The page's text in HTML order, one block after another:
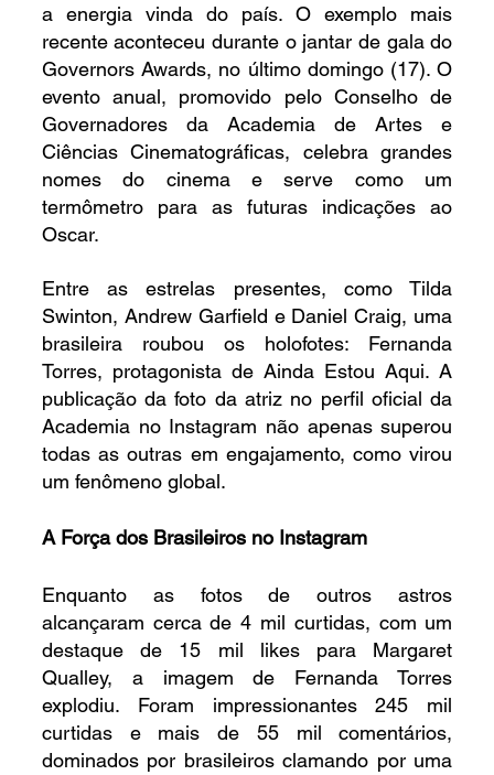
a energia vinda do país. O exemplo mais
recente aconteceu durante o jantar de gala do
Governors Awards, no último domingo (17). O
evento anual, promovido pelo Conselho de
Governadores da Academia de Artes e
Ciências Cinematográficas, celebra grandes
nomes do cinema e serve como um
termômetro para as futuras indicações ao
Oscar.
Entre as estrelas presentes, como Tilda
Swinton, Andrew Garfield e Daniel Craig, uma
brasileira roubou os holofotes: Fernanda
Torres, protagonista de Ainda Estou Aqui. A
publicação da foto da atriz no perfil oficial da
Academia no Instagram não apenas superou
todas as outras em engajamento, como virou
um fenômeno global.
A Força dos Brasileiros no Instagram
Enquanto as fotos de outros astros
alcançaram cerca de 4 mil curtidas, com um
destaque de 15 mil likes para Margaret
Qualley, a imagem de Fernanda Torres
explodiu. Foram impressionantes 245 mil
curtidas e mais de 55 mil comentários,
dominados por brasileiros clamando por uma